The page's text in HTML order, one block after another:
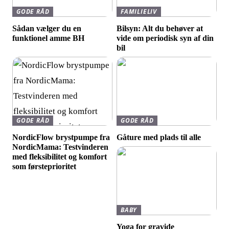
GODE RÅD
Sådan vælger du en
funktionel amme BH
FAMILIELIV
Bilsyn: Alt du behøver at
vide om periodisk syn af din
bil
GODE RÅD
NordicFlow brystpumpe fra
NordicMama: Testvinderen
med fleksibilitet og komfort
som førsteprioritet
GODE RÅD
Gåture med plads til alle
BABY
Yoga for gravide